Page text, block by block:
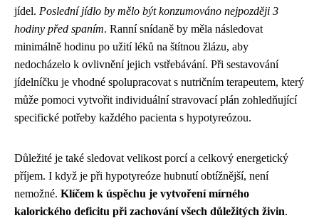
jídel. Poslední jídlo by mělo být konzumováno nejpozději 3
hodiny před spaním. Ranní snídaně by měla následovat
minimálně hodinu po užití léků na štítnou žlázu, aby
nedocházelo k ovlivnění jejich vstřebávání. Při sestavování
jídelníčku je vhodné spolupracovat s nutričním terapeutem, který
může pomoci vytvořit individuální stravovací plán zohledňující
specifické potřeby každého pacienta s hypotyreózou.
Důležité je také sledovat velikost porcí a celkový energetický
příjem. I když je při hypotyreóze hubnutí obtížnější, není
nemožné. Klíčem k úspěchu je vytvoření mírného
kalorického deficitu při zachování všech důležitých živin.